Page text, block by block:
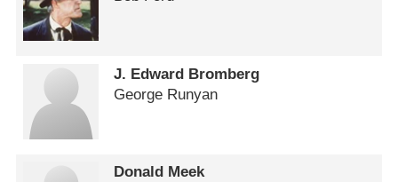
J. Edward Bromberg
George Runyan
Donald Meek